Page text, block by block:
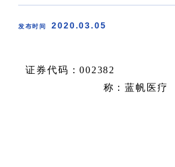
发布时间 2020.03.05
证券代码：
称：蓝帆医疗